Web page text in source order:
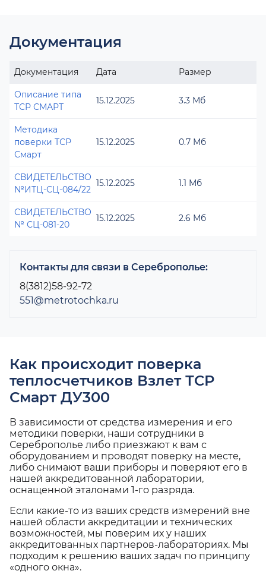
Документация
Документация Дата Размер
Описание типа
ТСР СМАРТ
15.12.2025 3.3 Мб
Методика
поверки ТСР
Смарт
15.12.2025 0.7 Мб
СВИДЕТЕЛЬСТВО
№ИТЦ-СЦ-084/22
15.12.2025 1.1 Мб
СВИДЕТЕЛЬСТВО
№ СЦ-081-20
15.12.2025 2.6 Мб
Контакты для связи в Сереброполье:
8(3812)58-92-72
551@metrotochka.ru
Как происходит поверка
теплосчетчиков Взлет ТСР
Смарт ДУ300
В зависимости от средства измерения и его
методики поверки, наши сотрудники в
Сереброполье либо приезжают к вам с
оборудованием и проводят поверку на месте,
либо снимают ваши приборы и поверяют его в
нашей аккредитованной лаборатории,
оснащенной эталонами 1-го разряда.
Если какие-то из ваших средств измерений вне
нашей области аккредитации и технических
возможностей, мы поверим их у наших
аккредитованных партнеров-лабораториях. Мы
подходим к решению ваших задач по принципу
«одного окна».